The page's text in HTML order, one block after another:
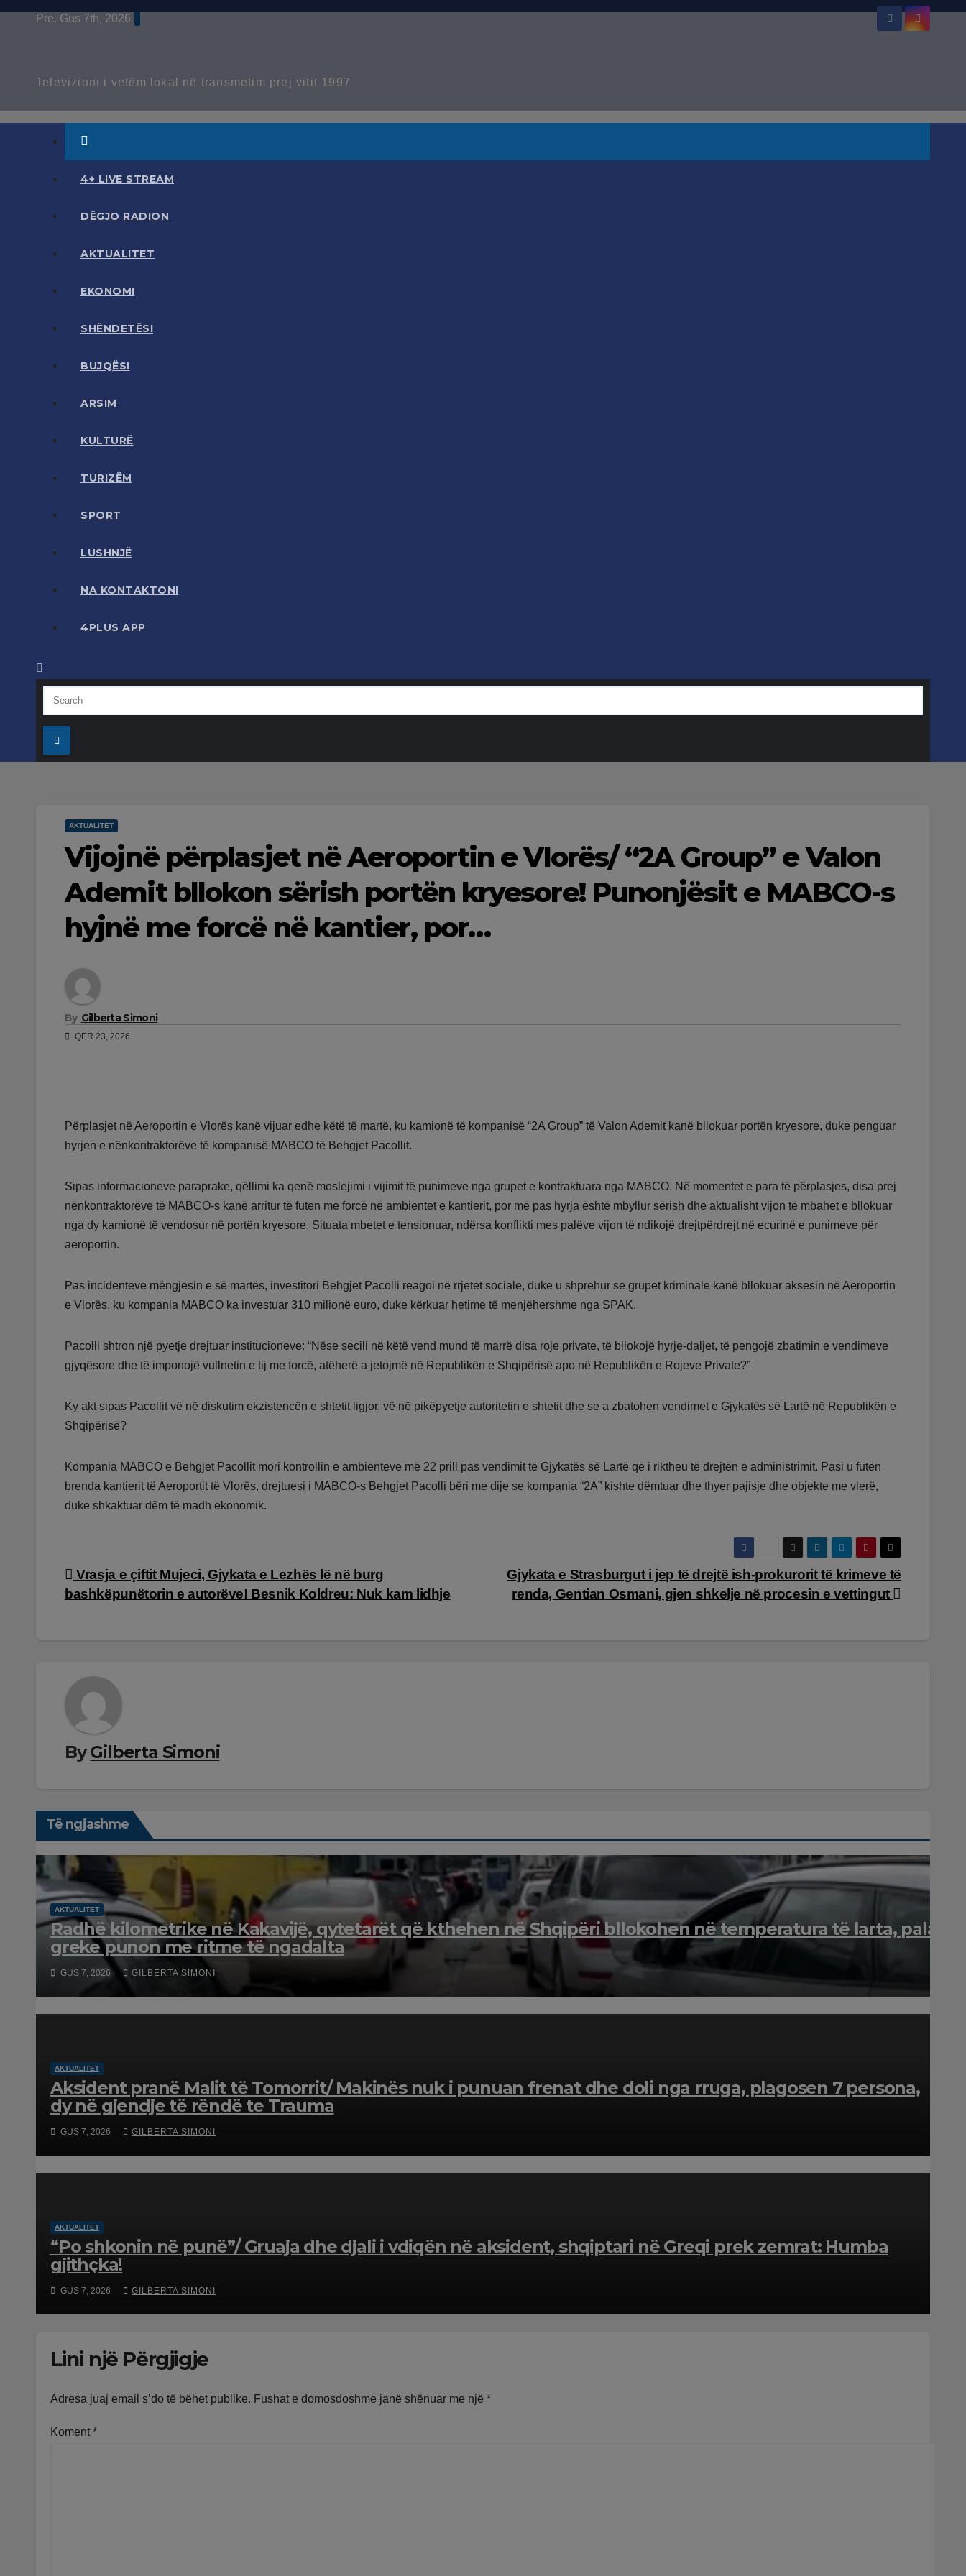
Skip
Pre. Gus 7th, 2026
Televizioni i vetëm lokal në transmetim prej vitit 1997
4+ LIVE STREAM
DËGJO RADION
AKTUALITET
EKONOMI
SHËNDETËSI
BUJQËSI
ARSIM
KULTURË
TURIZËM
SPORT
LUSHNJË
NA KONTAKTONI
4PLUS APP
AKTUALITET
Vijojnë përplasjet në Aeroportin e Vlorës/ “2A Group” e Valon
Ademit bllokon sërish portën kryesore! Punonjësit e MABCO-s
hyjnë me forcë në kantier, por…
By Gilberta Simoni
QER 23, 2026
Përplasjet në Aeroportin e Vlorës kanë vijuar edhe këtë të martë, ku kamionë të kompanisë “2A Group” të Valon Ademit kanë bllokuar portën kryesore, duke penguar
hyrjen e nënkontraktorëve të kompanisë MABCO të Behgjet Pacollit.
Sipas informacioneve paraprake, qëllimi ka qenë moslejimi i vijimit të punimeve nga grupet e kontraktuara nga MABCO. Në momentet e para të përplasjes, disa prej
nënkontraktorëve të MABCO-s kanë arritur të futen me forcë në ambientet e kantierit, por më pas hyrja është mbyllur sërish dhe aktualisht vijon të mbahet e bllokuar
nga dy kamionë të vendosur në portën kryesore. Situata mbetet e tensionuar, ndërsa konflikti mes palëve vijon të ndikojë drejtpërdrejt në ecurinë e punimeve për
aeroportin.
Pas incidenteve mëngjesin e së martës, investitori Behgjet Pacolli reagoi në rrjetet sociale, duke u shprehur se grupet kriminale kanë bllokuar aksesin në Aeroportin
e Vlorës, ku kompania MABCO ka investuar 310 milionë euro, duke kërkuar hetime të menjëhershme nga SPAK.
Pacolli shtron një pyetje drejtuar institucioneve: “Nëse secili në këtë vend mund të marrë disa roje private, të bllokojë hyrje-daljet, të pengojë zbatimin e vendimeve
gjyqësore dhe të imponojë vullnetin e tij me forcë, atëherë a jetojmë në Republikën e Shqipërisë apo në Republikën e Rojeve Private?”
Ky akt sipas Pacollit vë në diskutim ekzistencën e shtetit ligjor, vë në pikëpyetje autoritetin e shtetit dhe se a zbatohen vendimet e Gjykatës së Lartë në Republikën e
Shqipërisë?
Kompania MABCO e Behgjet Pacollit mori kontrollin e ambienteve më 22 prill pas vendimit të Gjykatës së Lartë që i riktheu të drejtën e administrimit. Pasi u futën
brenda kantierit të Aeroportit të Vlorës, drejtuesi i MABCO-s Behgjet Pacolli bëri me dije se kompania “2A” kishte dëmtuar dhe thyer pajisje dhe objekte me vlerë,
duke shkaktuar dëm të madh ekonomik.
Lëvizje
te
Gjykata e Strasburgut i jep të drejtë ish-prokurorit të krimeve të
renda, Gentian Osmani, gjen shkelje në procesin e vettingut
Vrasja e çiftit Mujeci, Gjykata e Lezhës lë në burg
bashkëpunëtorin e autorëve! Besnik Koldreu: Nuk kam lidhje
ByGilberta Simoni
Të ngjashme
AKTUALITET
Radhë kilometrike në Kakavijë, qytetarët që kthehen në Shqipëri bllokohen në temperatura të larta, pala
greke punon me ritme të ngadalta
GUS 7, 2026 GILBERTA SIMONI
AKTUALITET
Aksident pranë Malit të Tomorrit/ Makinës nuk i punuan frenat dhe doli nga rruga, plagosen 7 persona,
dy në gjendje të rëndë te Trauma
GUS 7, 2026 GILBERTA SIMONI
AKTUALITET
“Po shkonin në punë”/ Gruaja dhe djali i vdiqën në aksident, shqiptari në Greqi prek zemrat: Humba
gjithçka!
GUS 7, 2026 GILBERTA SIMONI
Lini një Përgjigje
Adresa juaj email s’do të bëhet publike. Fushat e domosdoshme janë shënuar me një *
Koment *